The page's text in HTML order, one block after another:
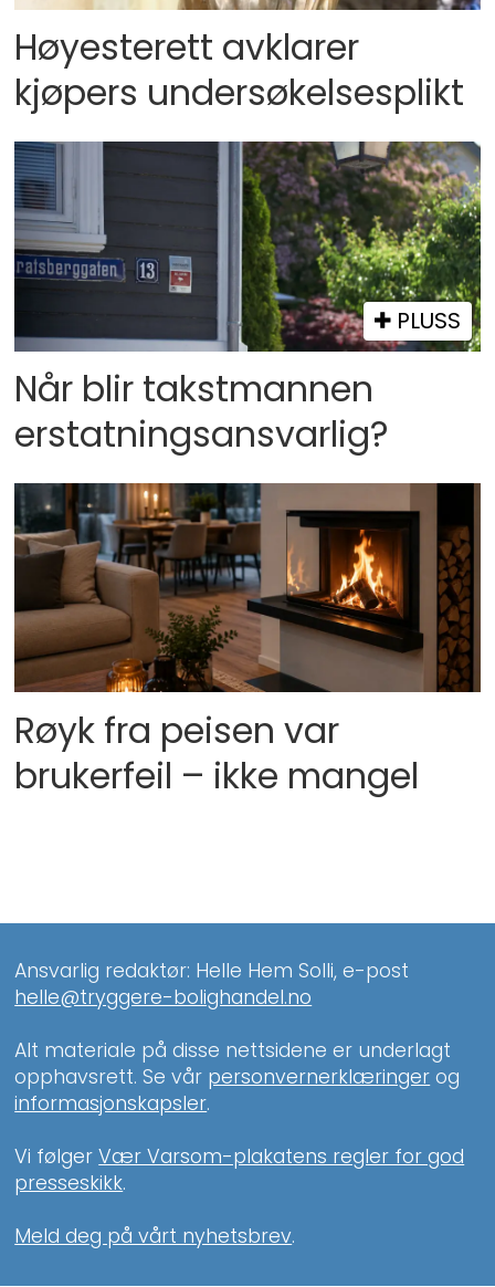
Høyesterett avklarer
kjøpers undersøkelsesplikt
PLUSS
Når blir takstmannen
erstatningsansvarlig?
Røyk fra peisen var
brukerfeil – ikke mangel
Ansvarlig redaktør: Helle Hem Solli, e-post
helle@tryggere-bolighandel.no
Alt materiale på disse nettsidene er underlagt
opphavsrett. Se vår personvernerklæringer og
informasjonskapsler.
Vi følgerVær Varsom-plakatens regler for god
presseskikk.
Meld deg på vårt nyhetsbrev.